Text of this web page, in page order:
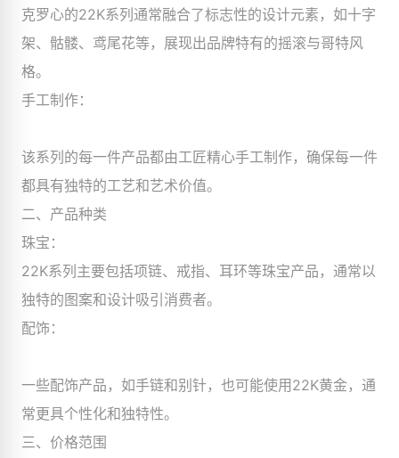
克罗心的22K系列通常融合了标志性的设计元素，如十字
架、骷髅、鸢尾花等，展现出品牌特有的摇滚与哥特风
格。
手工制作：
该系列的每一件产品都由工匠精心手工制作，确保每一件
都具有独特的工艺和艺术价值。
二、产品种类
珠宝：
22K系列主要包括项链、戒指、耳环等珠宝产品，通常以
独特的图案和设计吸引消费者。
配饰：
一些配饰产品，如手链和别针，也可能使用22K黄金，通
常更具个性化和独特性。
三、价格范围